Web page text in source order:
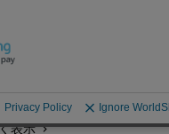
ィア）
スティン）
フ）
ソモーラ）
ロディーニ）
ダデラゾス）
chevron_right
表示chevron_right